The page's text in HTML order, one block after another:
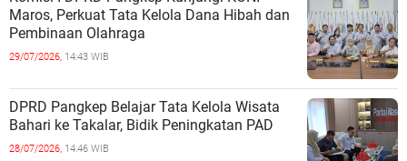
Maros, Perkuat Tata Kelola Dana Hibah dan
Pembinaan Olahraga
29/07/2026, 14:43 WIB
DPRD Pangkep Belajar Tata Kelola Wisata
Bahari ke Takalar, Bidik Peningkatan PAD
28/07/2026, 14:46 WIB